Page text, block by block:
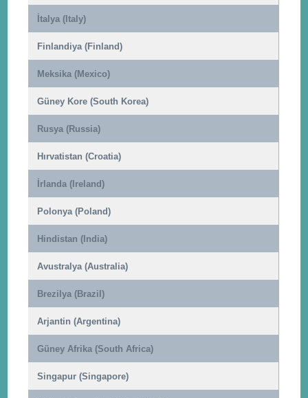
İtalya (Italy)
Finlandiya (Finland)
Meksika (Mexico)
Güney Kore (South Korea)
Rusya (Russia)
Hırvatistan (Croatia)
İrlanda (Ireland)
Polonya (Poland)
Hindistan (India)
Avustralya (Australia)
Brezilya (Brazil)
Arjantin (Argentina)
Güney Afrika (South Africa)
Singapur (Singapore)